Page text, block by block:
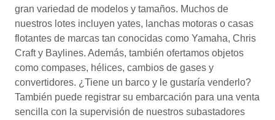
gran variedad de modelos y tamaños. Muchos de
nuestros lotes incluyen yates, lanchas motoras o casas
flotantes de marcas tan conocidas como Yamaha, Chris
Craft y Baylines. Además, también ofertamos objetos
como compases, hélices, cambios de gases y
convertidores. ¿Tiene un barco y le gustaría venderlo?
También puede registrar su embarcación para una venta
sencilla con la supervisión de nuestros subastadores